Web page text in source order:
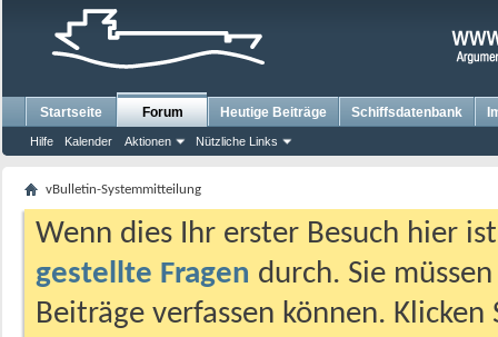
Startseite Forum
Hilfe Kalender Aktionen Nützliche Links
Heutige Beiträge Schiffsdatenbank
vBulletin-Systemmitteilung
Wenn dies Ihr erster Besuch hier
gestellte Fragen durch. Sie
Beiträge verfassen können.